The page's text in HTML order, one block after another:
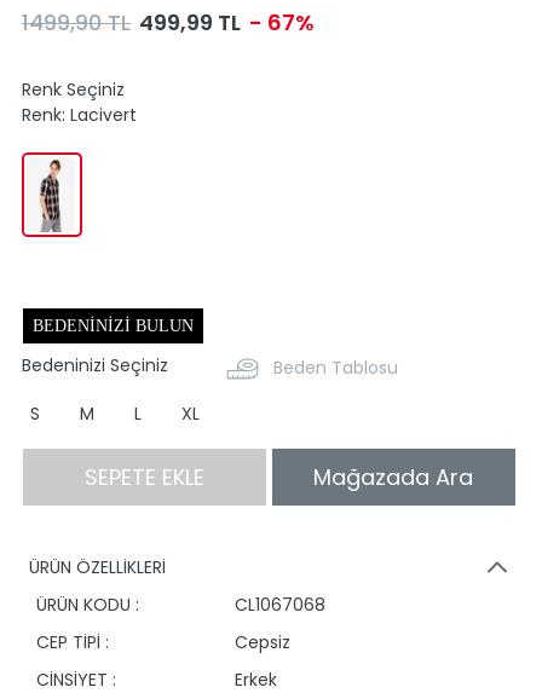
1499,90 TL 499,99 TL - 67%
Renk Seçiniz
Renk: Lacivert
BEDENINIZI BULUN
Bedeninizi Seçiniz
Beden Tablosu
S
M L XL
SEPETE EKLE Mağazada Ara
ÜRÜN ÖZELLİKLERİ
ÜRÜN KODU :
CL1067068
CEP TİPİ :
Cepsiz
CİNSİYET :
Erkek